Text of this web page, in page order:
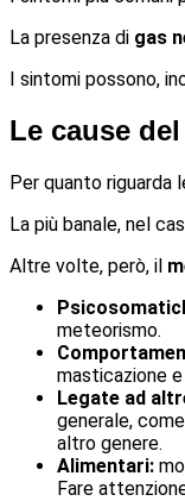
La presenza di gas
I sintomi possono,
Le cause
Per quanto riguarda
La più banale, nel
Altre volte, però, il
meteorismo.
masticazione
Legate ad
generale,
altro genere.
Alimentari:
Fare